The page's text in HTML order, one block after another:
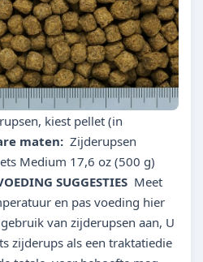
kiest pellet (in
maten: Zijderupsen
Medium 17,6 oz (500 g)
SUGGESTIES Meet
en pas voeding hier
van zijderupsen aan, U
zijderups als een traktatiedie